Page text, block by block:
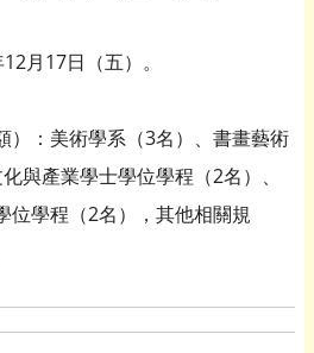
月17日（五）。
）：美術學系（3名）、書畫藝術
與產業學士學位學程（2名）、
位學程（2名），其他相關規